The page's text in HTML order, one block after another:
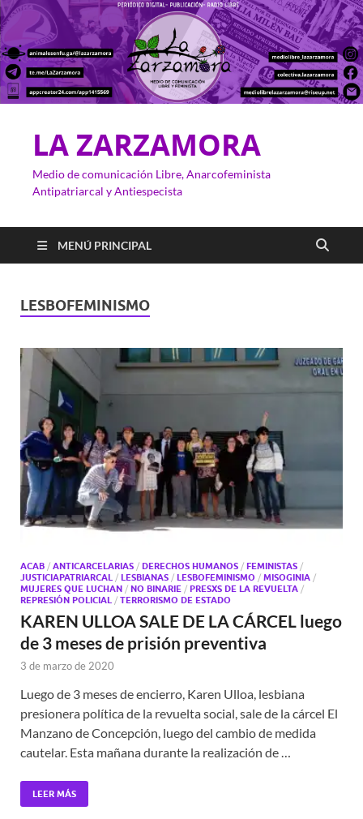
LA ZARZAMORA
Medio de comunicación Libre, Anarcofeminista
Antipatriarcal y Antiespecista
MENÚ PRINCIPAL
LESBOFEMINISMO
ACAB / ANTICARCELARIAS / DERECHOS HUMANOS / FEMINISTAS /
JUSTICIAPATRIARCAL / LESBIANAS / LESBOFEMINISMO / MISOGINIA /
MUJERES QUE LUCHAN / NO BINARIE / PRESXS DE LA REVUELTA /
REPRESIÓN POLICIAL / TERRORISMO DE ESTADO
KAREN ULLOA SALE DE LA CÁRCEL luego
de 3 meses de prisión preventiva
3 de marzo de 2020
Luego de 3 meses de encierro, Karen Ulloa, lesbiana
presionera política de la revuelta social, sale de la cárcel El
Manzano de Concepción, luego del cambio de medida
cautelar. Esta mañana durante la realización de …
LEER MÁS